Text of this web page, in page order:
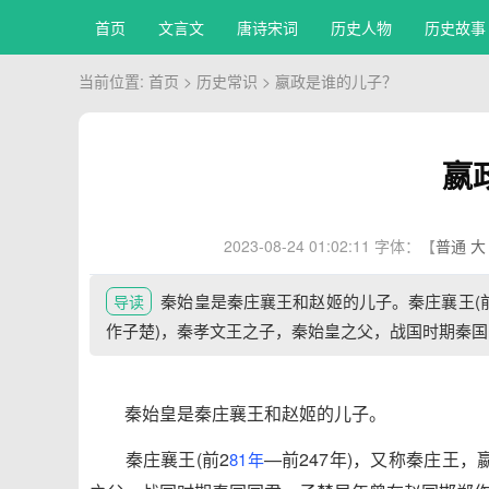
首页 文言文 唐诗宋词 历史人物 历史故事
当前位置: 首页 > 历史常识 > 嬴政是谁的儿子？
嬴
2023-08-24 01:02:11 字体：【普通 大
导读
秦始皇是秦庄襄王和赵姬的儿子。秦庄襄王
作子楚)，秦孝文王之子，秦始皇之父，战国时期秦
秦始皇是秦庄襄王和赵姬的儿子。
秦庄襄王(前281年—前247年)，又称秦庄王，